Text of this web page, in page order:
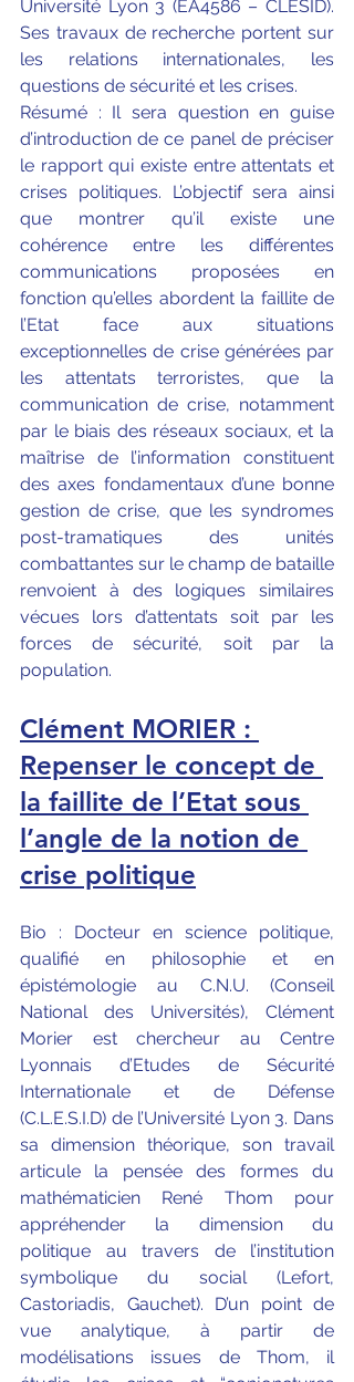
Université Lyon 3 (EA4586 – CLESID).
Ses travaux de recherche portent sur
les relations internationales, les
questions de sécurité et les crises.
Résumé : Il sera question en guise
d’introduction de ce panel de préciser
le rapport qui existe entre attentats et
crises politiques. L’objectif sera ainsi
que montrer qu’il existe une
cohérence entre les différentes
communications proposées en
fonction qu’elles abordent la faillite de
l’Etat face aux situations
exceptionnelles de crise générées par
les attentats terroristes, que la
communication de crise, notamment
par le biais des réseaux sociaux, et la
maîtrise de l’information constituent
des axes fondamentaux d’une bonne
gestion de crise, que les syndromes
post-tramatiques des unités
combattantes sur le champ de bataille
renvoient à des logiques similaires
vécues lors d’attentats soit par les
forces de sécurité, soit par la
population.
Clément MORIER :
Repenser le concept de
la faillite de l’Etat sous
l’angle de la notion de
crise politique
Bio : Docteur en science politique,
qualifié en philosophie et en
épistémologie au C.N.U. (Conseil
National des Universités), Clément
Morier est chercheur au Centre
Lyonnais d’Etudes de Sécurité
Internationale et de Défense
(C.L.E.S.I.D) de l’Université Lyon 3. Dans
sa dimension théorique, son travail
articule la pensée des formes du
mathématicien René Thom pour
appréhender la dimension du
politique au travers de l’institution
symbolique du social (Lefort,
Castoriadis, Gauchet). D’un point de
vue analytique, à partir de
modélisations issues de Thom, il